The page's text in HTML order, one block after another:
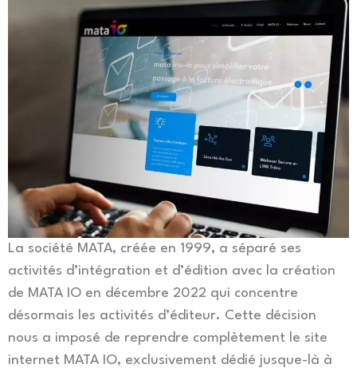
La société MATA, créée en 1999, a séparé ses
activités d’intégration et d’édition avec la création
de MATA IO en décembre 2022 qui concentre
désormais les activités d’éditeur. Cette décision
nous a imposé de reprendre complètement le site
internet MATA IO, exclusivement dédié jusque-là à